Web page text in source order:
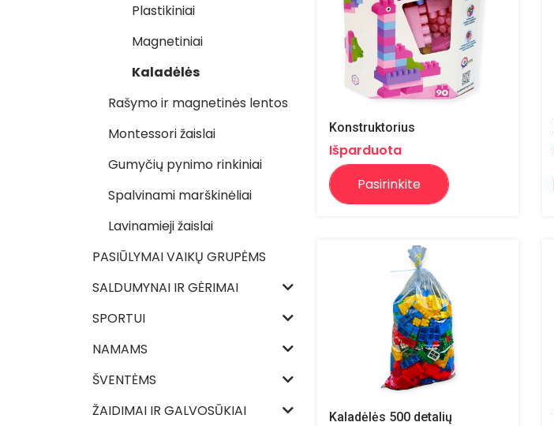
Plastikiniai
Magnetiniai
Kaladėlės
Rašymo ir magnetinės lentos
Montessori žaislai
Gumyčių pynimo rinkiniai
Spalvinami marškinėliai
Lavinamieji žaislai
PASIŪLYMAI VAIKŲ GRUPĖMS
SALDUMYNAI IR GĖRIMAI
SPORTUI
NAMAMS
ŠVENTĖMS
ŽAIDIMAI IR GALVOSŪKIAI
Konstruktorius
Išparduota
Pasirinkite
Kaladėlės 500 detalių